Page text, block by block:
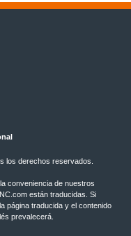
los derechos reservados.
conveniencia de nuestros
están traducidas. Si
página traducida y el contenido
prevalecerá.